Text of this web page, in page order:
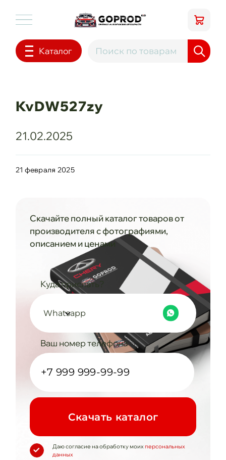
Каталог
KvDW527zy
21.02.2025
21 февраля 2025
Скачайте полный каталог товаров от
производителя с фотографиями,
описанием и ценами
Куда прислать?
Whatsapp
Ваш номер телефона
Cкачать каталог
Даю согласие на обработку моих персональных
данных